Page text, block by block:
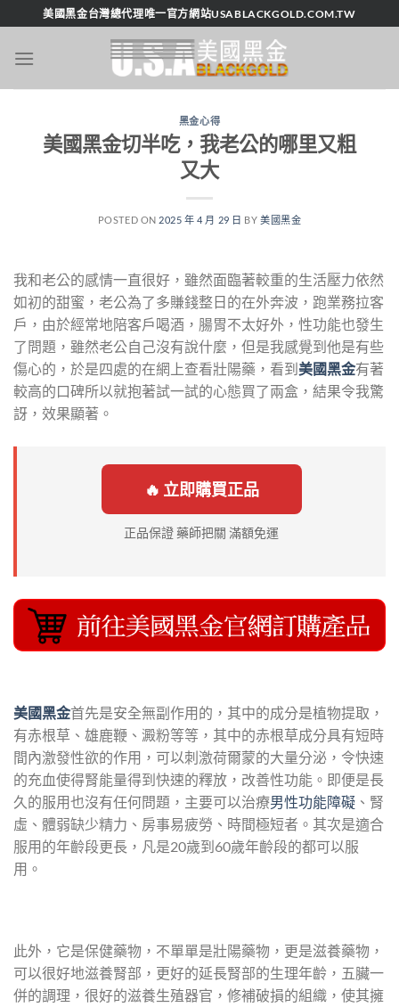
轉
美國黑金台灣總代理唯一官方網站USABLACKGOLD.COM.TW
黑金心得
美國黑金切半吃，我老公的哪里又粗
又大
POSTED ON 2025 年 4 月 29 日 BY 美國黑金
我和老公的感情一直很好，雖然面臨著較重的生活壓力依然
如初的甜蜜，老公為了多賺錢整日的在外奔波，跑業務拉客
戶，由於經常地陪客戶喝酒，腸胃不太好外，性功能也發生
了問題，雖然老公自己沒有說什麼，但是我感覺到他是有些
傷心的，於是四處的在網上查看壯陽藥，看到美國黑金有著
較高的口碑所以就抱著試一試的心態買了兩盒，結果令我驚
訝，效果顯著。
🔥 立即購買正品
正品保證 藥師把關 滿額免運
美國黑金首先是安全無副作用的，其中的成分是植物提取，
有赤根草、雄鹿鞭、澱粉等等，其中的赤根草成分具有短時
間內激發性欲的作用，可以刺激荷爾蒙的大量分泌，令快速
的充血使得腎能量得到快速的釋放，改善性功能。即便是長
久的服用也沒有任何問題，主要可以治療男性功能障礙 、腎
虛、體弱缺少精力、房事易疲勞、時間極短者。其次是適合
服用的年齡段更長，凡是20歲到60歲年齡段的都可以服
用。
此外，它是保健藥物，不單單是壯陽藥物，更是滋養藥物，
可以很好地滋養腎部，更好的延長腎部的生理年齡，五臟一
併的調理，很好的滋養生殖器官，修補破損的組織，使其擁